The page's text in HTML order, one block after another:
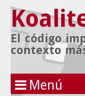
El código
contexto
Menú